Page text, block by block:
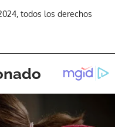
todos los derechos